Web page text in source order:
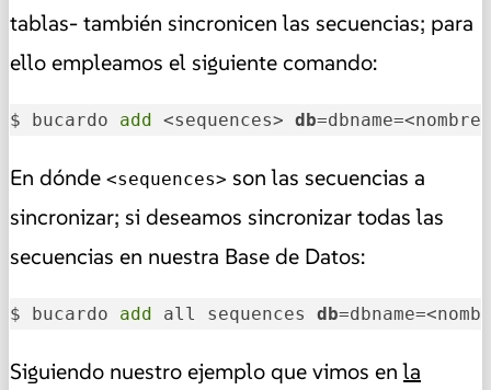
tablas- también sincronicen las secuencias; para
ello empleamos el siguiente comando:
$ bucardo add <sequences> db
En dónde <sequences> son las secuencias a
sincronizar; si deseamos sincronizar todas las
secuencias en nuestra Base de Datos:
$ bucardo add all sequences db
Siguiendo nuestro ejemplo que vimos enla